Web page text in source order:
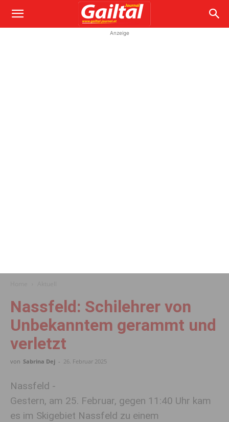
Anzeige
Nassfeld: Schilehrer von
Unbekanntem gerammt und
verletzt
von Sabrina Dej - 26. Februar 2025
Nassfeld -
Gestern, am 25. Februar, gegen 11:40 Uhr kam
es im Skigebiet Nassfeld zu einem